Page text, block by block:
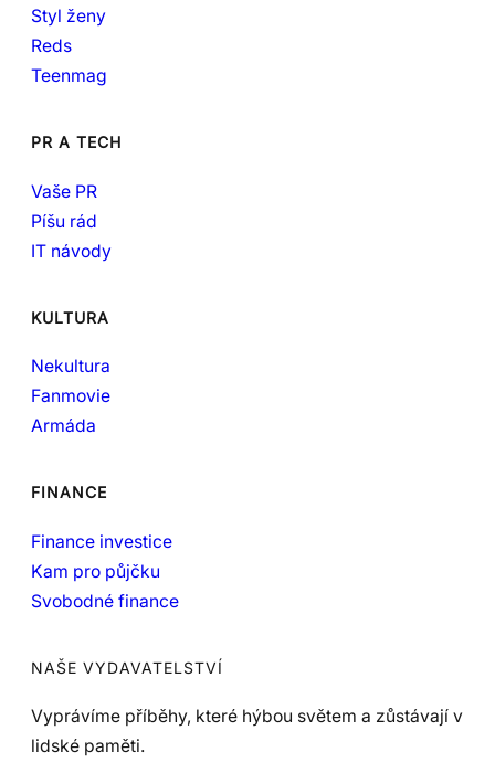
Styl ženy
Reds
Teenmag
PR A TECH
Vaše PR
Píšu rád
IT návody
KULTURA
Nekultura
Fanmovie
Armáda
FINANCE
Finance investice
Kam pro půjčku
Svobodné finance
NAŠE VYDAVATELSTVÍ
Vyprávíme příběhy, které hýbou světem a zůstávají v
lidské paměti.